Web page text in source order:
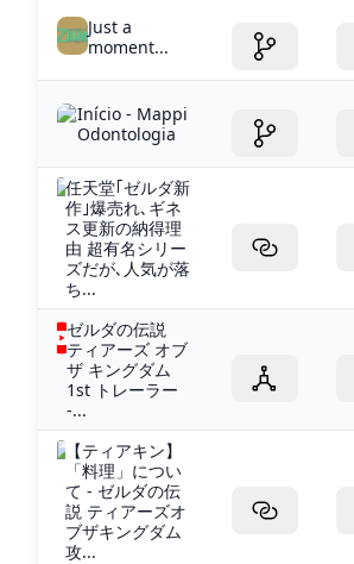
Just a
moment...
Início - Mappi
Odontologia
任天堂｢ゼルダ新
作｣爆売れ､ギネ
ス更新の納得理
由 超有名シリー
ズだが､人気が落
ち...
ゼルダの伝説
ティアーズ オブ
ザ キングダム
1st トレーラー
-...
【ティアキン】
「料理」につい
て - ゼルダの伝
説 ティアーズオ
ブザキングダム
攻...